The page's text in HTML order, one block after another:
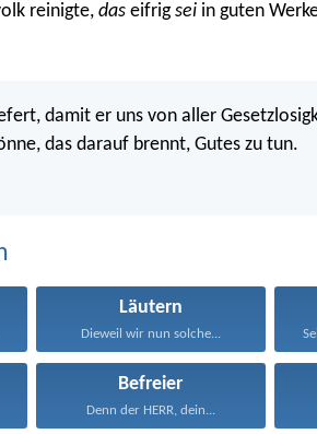
reinigte, das eifrigsei in guten
damit er uns von aller
das darauf brennt, Gutes zu tun.
Läutern
Dieweil wir nun solche...
Befreier
Denn der HERR, dein...